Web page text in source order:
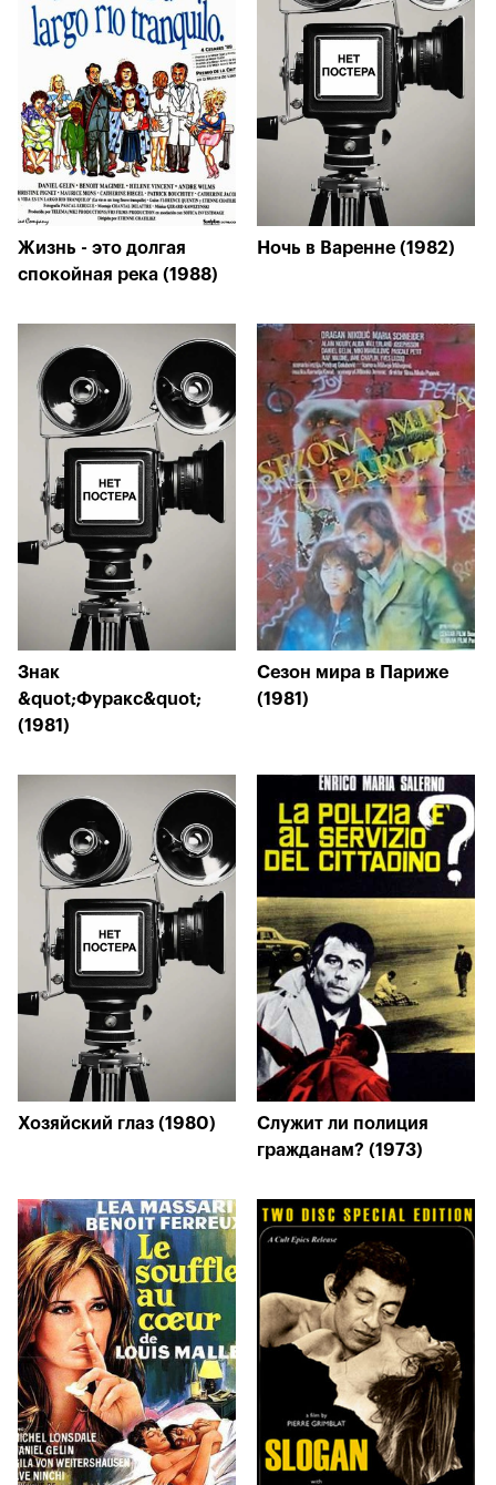
Жизнь - это долгая
спокойная река (1988)
Ночь в Варенне (1982)
Знак
&quot;Фуракс&quot;
(1981)
Сезон мира в Париже
(1981)
Хозяйский глаз (1980)
Служит ли полиция
гражданам? (1973)